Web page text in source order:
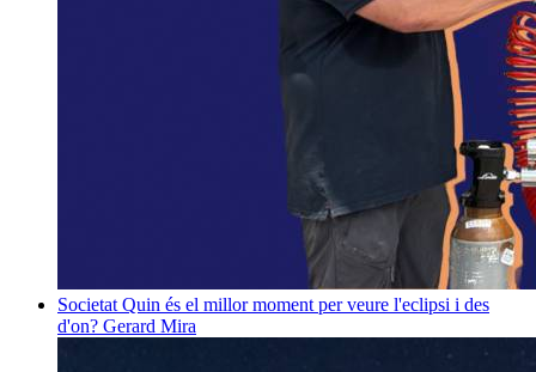
Societat Quin és el millor moment per veure l'eclipsi i des
d'on? Gerard Mira